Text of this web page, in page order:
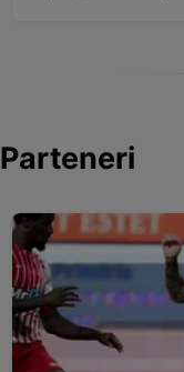
Parteneri